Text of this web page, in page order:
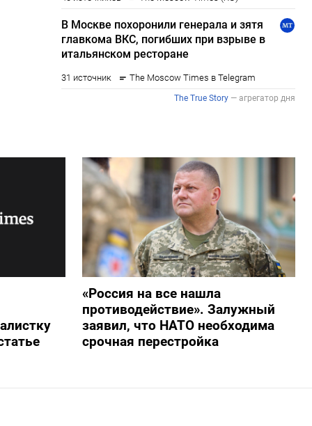
«Россия на все нашла
противодействие». Залужный
заявил, что НАТО необходима
срочная перестройка